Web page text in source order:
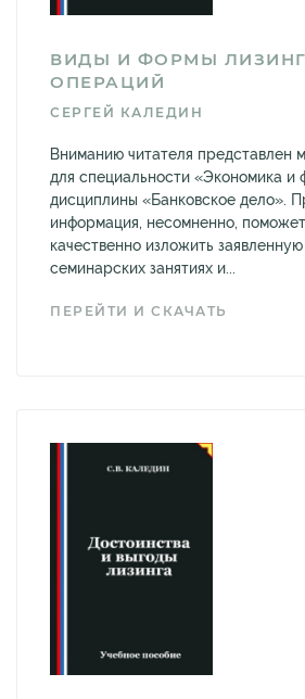
ВИДЫ И ФОРМЫ
ОПЕРАЦИЙ
СЕРГЕЙ КАЛЕДИН
Вниманию читателя представлен
для специальности «Экономика и
дисциплины «Банковское дело».
информация, несомненно,
качественно изложить
семинарских занятиях и...
ПЕРЕЙТИ И СКАЧАТЬ